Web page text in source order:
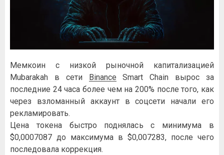
Мемкоин с низкой рыночной капитализацией
Mubarakah в сети
Binance Smart Chain вырос за
последние 24 часа более чем на 200% после того, как
через взломанный аккаунт в соцсети начали его
рекламировать.
Цена токена быстро поднялась с минимума в
$0,0007087 до максимума в $0,007283, после чего
последовала коррекция.